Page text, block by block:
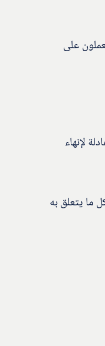
على
لإنهاء
ما يتعلق به